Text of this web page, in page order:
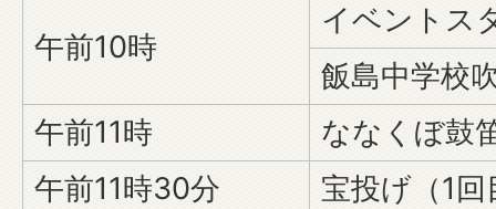
午前10時
イベントス
飯島中学校
午前11時
ななくぼ鼓
午前11時30分
宝投げ（1回